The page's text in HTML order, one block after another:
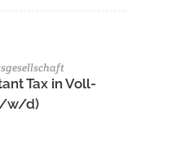
Tax in Voll-
w/d)